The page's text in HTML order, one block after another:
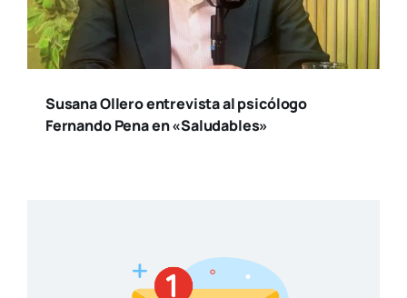
Susana Ollero entrevista al psicólogo
Fernando Pena en «Saludables»